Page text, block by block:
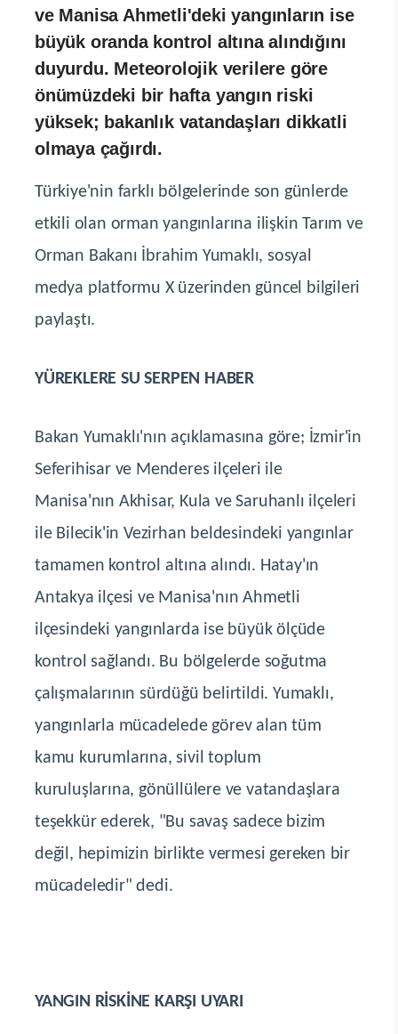
ve Manisa Ahmetli'deki yangınların ise
büyük oranda kontrol altına alındığını
duyurdu. Meteorolojik verilere göre
önümüzdeki bir hafta yangın riski
yüksek; bakanlık vatandaşları dikkatli
olmaya çağırdı.
Türkiye'nin farklı bölgelerinde son günlerde
etkili olan orman yangınlarına ilişkin Tarım ve
Orman Bakanı İbrahim Yumaklı, sosyal
medya platformu X üzerinden güncel bilgileri
paylaştı.
YÜREKLERE SU SERPEN HABER
Bakan Yumaklı'nın açıklamasına göre; İzmir'in
Seferihisar ve Menderes ilçeleri ile
Manisa'nın Akhisar, Kula ve Saruhanlı ilçeleri
ile Bilecik'in Vezirhan beldesindeki yangınlar
tamamen kontrol altına alındı. Hatay'ın
Antakya ilçesi ve Manisa'nın Ahmetli
ilçesindeki yangınlarda ise büyük ölçüde
kontrol sağlandı. Bu bölgelerde soğutma
çalışmalarının sürdüğü belirtildi. Yumaklı,
yangınlarla mücadelede görev alan tüm
kamu kurumlarına, sivil toplum
kuruluşlarına, gönüllülere ve vatandaşlara
teşekkür ederek, "Bu savaş sadece bizim
değil, hepimizin birlikte vermesi gereken bir
mücadeledir" dedi.
YANGIN RİSKİNE KARŞI UYARI